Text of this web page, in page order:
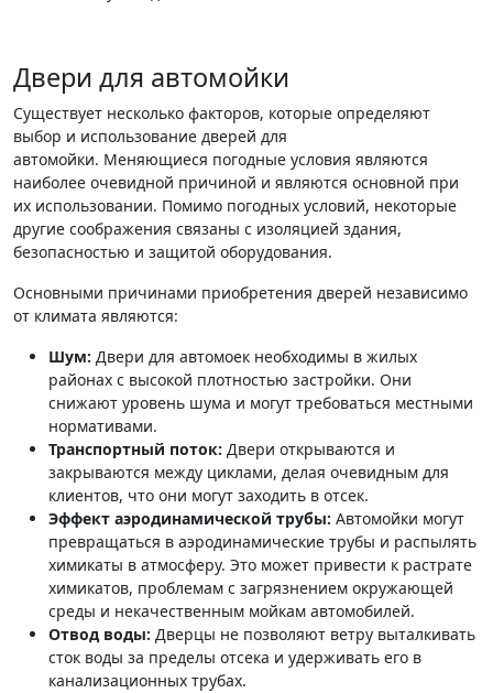
Двери для автомойки
Существует несколько факторов, которые определяют
выбор и использование дверей для
автомойки. Меняющиеся погодные условия являются
наиболее очевидной причиной и являются основной при
их использовании. Помимо погодных условий, некоторые
другие соображения связаны с изоляцией здания,
безопасностью и защитой оборудования.
Основными причинами приобретения дверей независимо
от климата являются:
Шум: Двери для автомоек необходимы в жилых
районах с высокой плотностью застройки. Они
снижают уровень шума и могут требоваться местными
нормативами.
Транспортный поток: Двери открываются и
закрываются между циклами, делая очевидным для
клиентов, что они могут заходить в отсек.
Эффект аэродинамической трубы: Автомойки могут
превращаться в аэродинамические трубы и распылять
химикаты в атмосферу. Это может привести к растрате
химикатов, проблемам с загрязнением окружающей
среды и некачественным мойкам автомобилей.
Отвод воды: Дверцы не позволяют ветру выталкивать
сток воды за пределы отсека и удерживать его в
канализационных трубах.